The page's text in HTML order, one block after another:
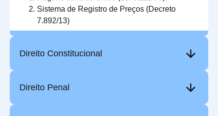
Sistema de Registro de Preços (Decreto
7.892/13)
Direito Constitucional
Direito Penal